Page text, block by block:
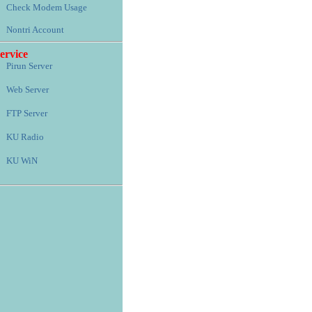
Check Modem Usage
Nontri Account
Pirun Server
Web Server
FTP Server
KU Radio
KU WiN